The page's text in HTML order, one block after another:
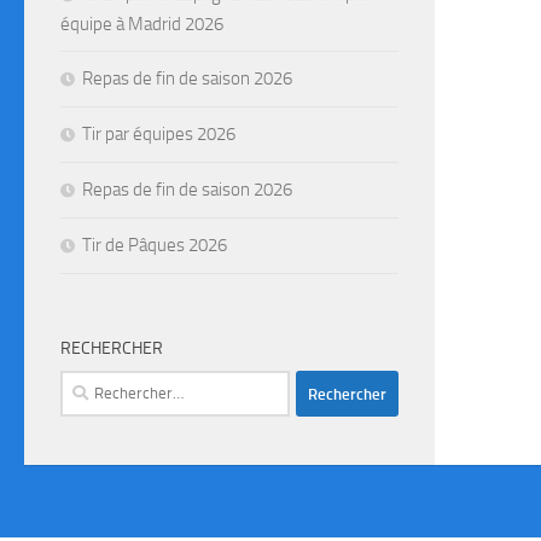
équipe à Madrid 2026
Repas de fin de saison 2026
Tir par équipes 2026
Repas de fin de saison 2026
Tir de Pâques 2026
RECHERCHER